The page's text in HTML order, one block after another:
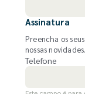
Assinatura
Preencha os
nossas novidades.
Telefone